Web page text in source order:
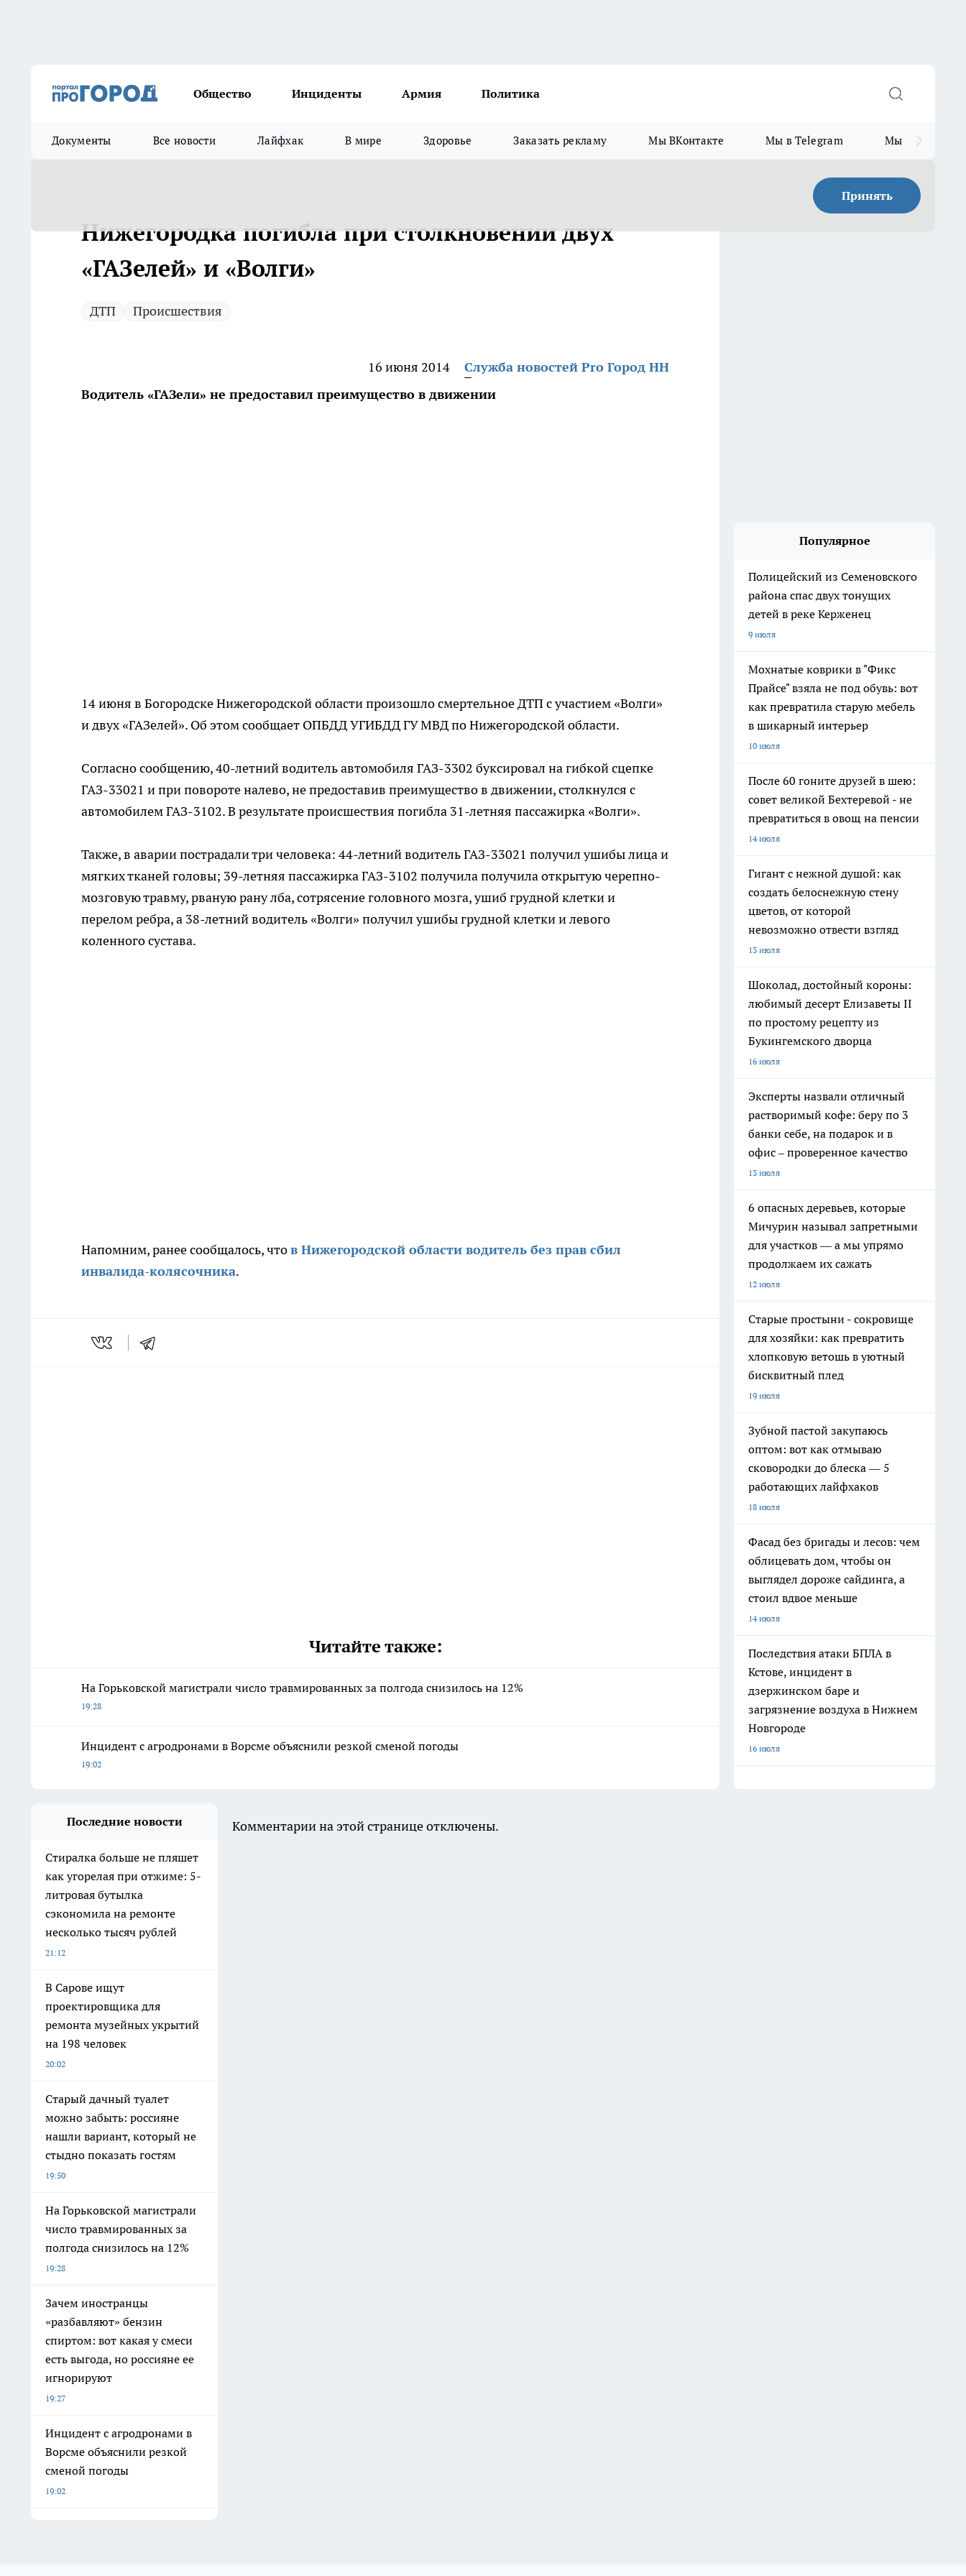
Общество Инциденты Армия Политика
Документы Все новости Лайфхак В мире Здоровье Заказать рекламу Мы ВКонтакте Мы в Telegram Мы в MAX
Принять
Нижегородка погибла при столкновении двух
«ГАЗелей» и «Волги»
ДТП Происшествия
16 июня 2014
Служба новостей Pro Город НН
Водитель «ГАЗели» не предоставил преимущество в движении
14 июня в Богородске Нижегородской области произошло смертельное ДТП с участием «Волги»
и двух «ГАЗелей». Об этом сообщает ОПБДД УГИБДД ГУ МВД по Нижегородской области.
Согласно сообщению, 40-летний водитель автомобиля ГАЗ-3302 буксировал на гибкой сцепке
ГАЗ-33021 и при повороте налево, не предоставив преимущество в движении, столкнулся с
автомобилем ГАЗ-3102. В результате происшествия погибла 31-летняя пассажирка «Волги».
Также, в аварии пострадали три человека: 44-летний водитель ГАЗ-33021 получил ушибы лица и
мягких тканей головы; 39-летняя пассажирка ГАЗ-3102 получила получила открытую черепно-
мозговую травму, рваную рану лба, сотрясение головного мозга, ушиб грудной клетки и
перелом ребра, а 38-летний водитель «Волги» получил ушибы грудной клетки и левого
коленного сустава.
Напомним, ранее сообщалось, чтов Нижегородской области водитель без прав сбил
инвалида-колясочника.
Читайте также:
На Горьковской магистрали число травмированных за полгода снизилось на 12%
19:28
Инцидент с агродронами в Ворсме объяснили резкой сменой погоды
19:02
Популярное
Полицейский из Семеновского
района спас двух тонущих
детей в реке Керженец
9 июля
Мохнатые коврики в "Фикс
Прайсе" взяла не под обувь: вот
как превратила старую мебель
в шикарный интерьер
10 июля
После 60 гоните друзей в шею:
совет великой Бехтеревой - не
превратиться в овощ на пенсии
14 июля
Гигант с нежной душой: как
создать белоснежную стену
цветов, от которой
невозможно отвести взгляд
13 июля
Шоколад, достойный короны:
любимый десерт Елизаветы II
по простому рецепту из
Букингемского дворца
16 июля
Эксперты назвали отличный
растворимый кофе: беру по 3
банки себе, на подарок и в
офис – проверенное качество
13 июля
6 опасных деревьев, которые
Мичурин называл запретными
для участков — а мы упрямо
продолжаем их сажать
12 июля
Старые простыни - сокровище
для хозяйки: как превратить
хлопковую ветошь в уютный
бисквитный плед
19 июля
Зубной пастой закупаюсь
оптом: вот как отмываю
сковородки до блеска — 5
работающих лайфхаков
18 июля
Фасад без бригады и лесов: чем
облицевать дом, чтобы он
выглядел дороже сайдинга, а
стоил вдвое меньше
14 июля
Последствия атаки БПЛА в
Кстове, инцидент в
дзержинском баре и
загрязнение воздуха в Нижнем
Новгороде
16 июля
Последние новости
Стиралка больше не пляшет
как угорелая при отжиме: 5-
литровая бутылка
сэкономила на ремонте
несколько тысяч рублей
21:12
В Сарове ищут
проектировщика для
ремонта музейных укрытий
на 198 человек
20:02
Старый дачный туалет
можно забыть: россияне
нашли вариант, который не
стыдно показать гостям
19:50
На Горьковской магистрали
число травмированных за
полгода снизилось на 12%
19:28
Зачем иностранцы
«разбавляют» бензин
спиртом: вот какая у смеси
есть выгода, но россияне ее
игнорируют
19:27
Инцидент с агродронами в
Ворсме объяснили резкой
сменой погоды
19:02
Комментарии на этой странице отключены.